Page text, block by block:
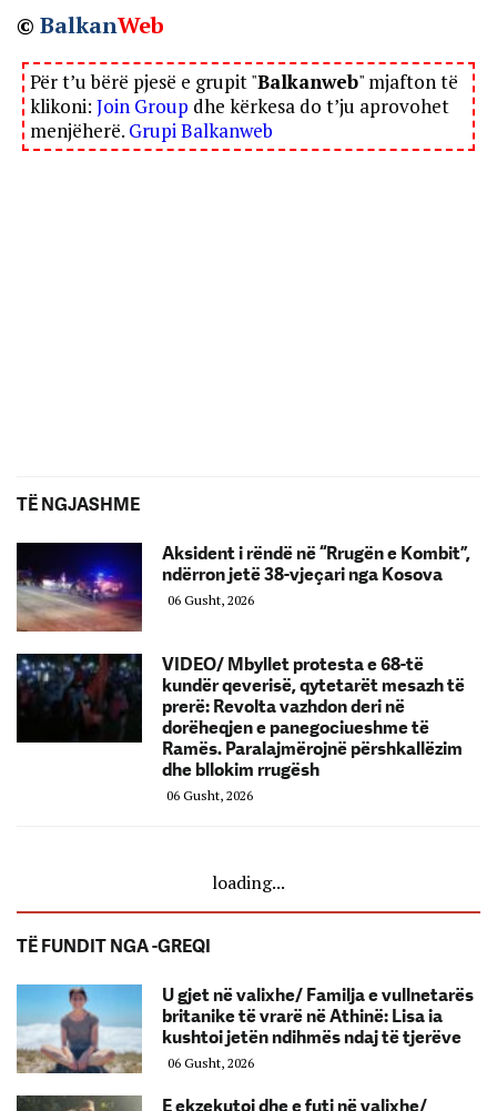
© BalkanWeb
Për t’u bërë pjesë e grupit "Balkanweb" mjafton të
klikoni: Join Group dhe kërkesa do t’ju aprovohet
menjëherë. Grupi Balkanweb
TË NGJASHME
Aksident i rëndë në “Rrugën e Kombit”,
ndërron jetë 38-vjeçari nga Kosova
06 Gusht, 2026
VIDEO/ Mbyllet protesta e 68-të
kundër qeverisë, qytetarët mesazh të
prerë: Revolta vazhdon deri në
dorëheqjen e panegociueshme të
Ramës. Paralajmërojnë përshkallëzim
dhe bllokim rrugësh
06 Gusht, 2026
loading...
TË FUNDIT NGA -GREQI
U gjet në valixhe/ Familja e vullnetarës
britanike të vrarë në Athinë: Lisa ia
kushtoi jetën ndihmës ndaj të tjerëve
06 Gusht, 2026
E ekzekutoi dhe e futi në valixhe/